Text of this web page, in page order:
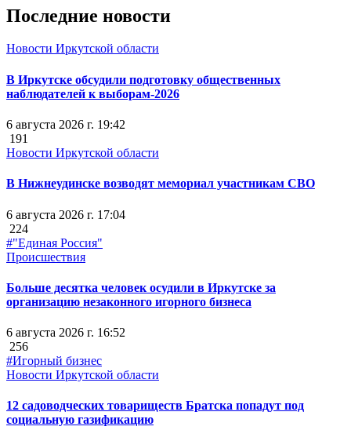
Последние новости
Новости Иркутской области
В Иркутске обсудили подготовку общественных
наблюдателей к выборам-2026
6 августа 2026 г. 19:42
191
Новости Иркутской области
В Нижнеудинске возводят мемориал участникам СВО
6 августа 2026 г. 17:04
224
#"Единая Россия"
Происшествия
Больше десятка человек осудили в Иркутске за
организацию незаконного игорного бизнеса
6 августа 2026 г. 16:52
256
#Игорный бизнес
Новости Иркутской области
12 садоводческих товариществ Братска попадут под
социальную газификацию